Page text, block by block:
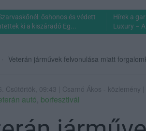
őshonos és védett
ki a kiszáradó Eg...
Hírek a
Luxury –
Veterán járművek felvonulása miatt
Csütörtök, 09:43 | Csarnó Ákos - közlemény
autó, borfesztivál